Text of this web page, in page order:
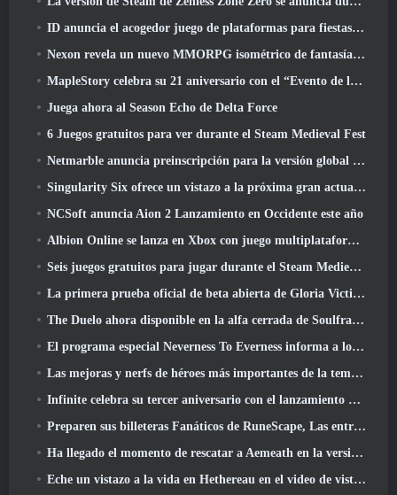
ID anuncia el acogedor juego de plataformas para fiestas Totopia durante la exhibición de Xbox, Comienza el reclutamiento Beta
Nexon revela un nuevo MMORPG isométrico de fantasía oscura, Brasas de los sin corona
MapleStory celebra su 21 aniversario con el “Evento de la Universidad Maple”
Juega ahora al Season Echo de Delta Force
6 Juegos gratuitos para ver durante el Steam Medieval Fest
Netmarble anuncia preinscripción para la versión global del MMORPG de ciencia ficción RF Online Next
Singularity Six ofrece un vistazo a la próxima gran actualización de Palia The Royal Highlands
NCSoft anuncia Aion 2 Lanzamiento en Occidente este año
Albion Online se lanza en Xbox con juego multiplataforma completo
Seis juegos gratuitos para jugar durante el Steam Medieval Fest
La primera prueba oficial de beta abierta de Gloria Victis comienza hoy
The Duelo ahora disponible en la alfa cerrada de Soulframe
El programa especial Neverness To Everness informa a los jugadores qué esperar en los lanzamientos
Las mejoras y nerfs de héroes más importantes de la temporada 7.5
Infinite celebra su tercer aniversario con el lanzamiento de Lunaria SS12 hoy
Preparen sus billeteras Fanáticos de RuneScape, Las entradas para RuneFest están a punto de salir a la venta
Ha llegado el momento de rescatar a Aemeath en la versión de Wuthering Waves 3.3 Actualizar
Eche un vistazo a la vida en Hethereau en el video de vista previa del juego de lanzamiento de Neverness To Everness